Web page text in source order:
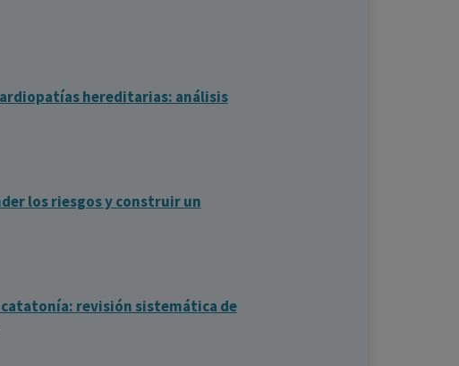
hereditarias: análisis
los riesgos y construir un
revisión sistemática de